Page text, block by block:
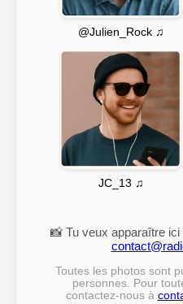
@Julien_Rock ♫
JC_13 ♫
📸 Tu veux apparaître
Toutes les photos sont
personnes. Pour
contactez-nous à